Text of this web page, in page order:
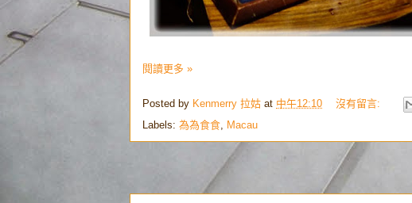
閱讀更多 »
Posted by Kenmerry 拉姑 at 中午12:10
沒有留言:
Labels: 為為食食 Macau